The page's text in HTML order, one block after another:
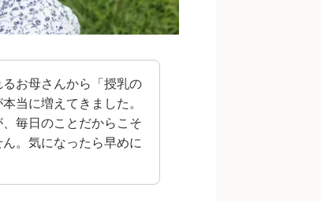
お母さんから「授乳の
当に増えてきました。
毎日のことだからこそ
。気になったら早めに